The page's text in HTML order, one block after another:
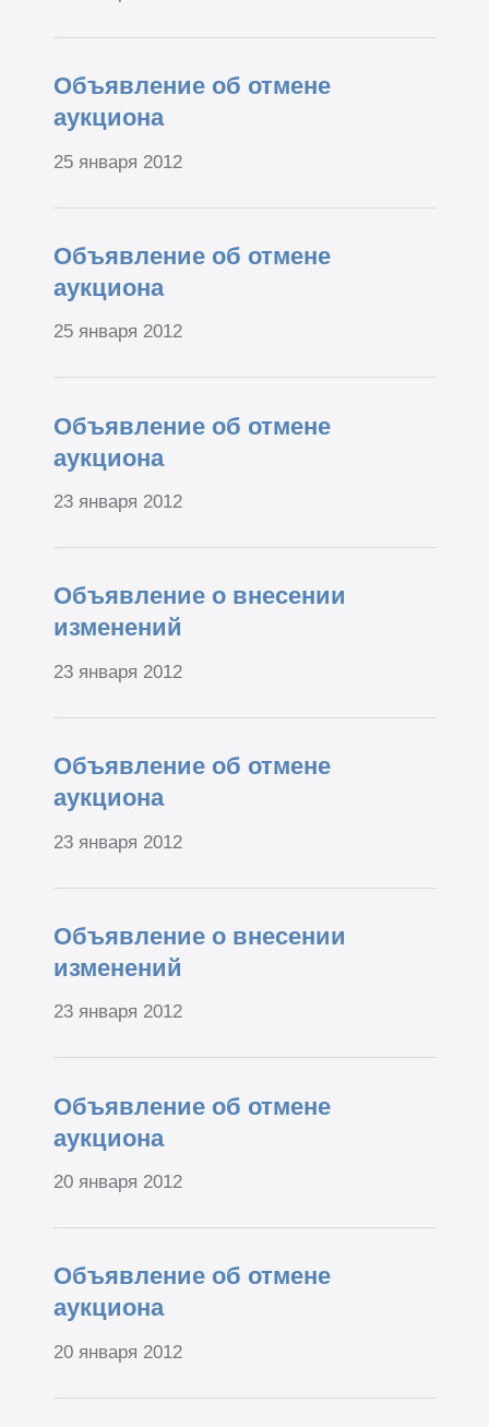
Объявление об отмене
аукциона
25 января 2012
Объявление об отмене
аукциона
25 января 2012
Объявление об отмене
аукциона
23 января 2012
Объявление о внесении
изменений
23 января 2012
Объявление об отмене
аукциона
23 января 2012
Объявление о внесении
изменений
23 января 2012
Объявление об отмене
аукциона
20 января 2012
Объявление об отмене
аукциона
20 января 2012